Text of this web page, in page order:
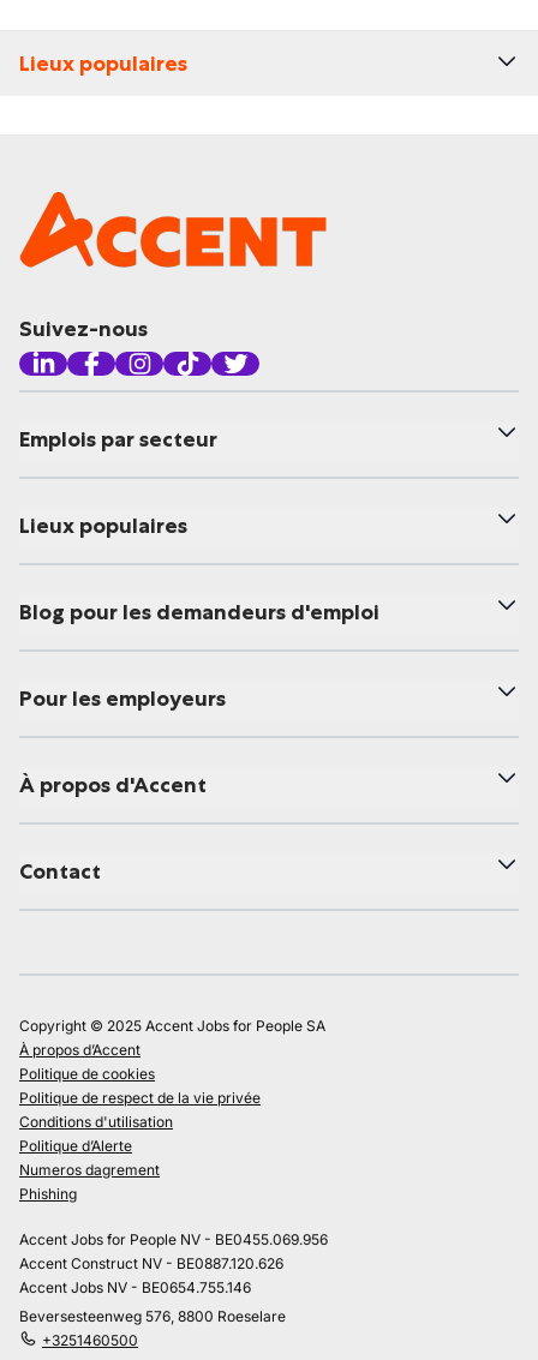
Lieux populaires
Suivez-nous
Emplois par secteur
Lieux populaires
Blog pour les demandeurs d'emploi
Pour les employeurs
À propos d'Accent
Contact
Copyright © 2025 Accent Jobs for People SA
À propos d’Accent
Politique de cookies
Politique de respect de la vie privée
Conditions d'utilisation
Politique d’Alerte
Numeros dagrement
Phishing
Accent Jobs for People NV - BE0455.069.956
Accent Construct NV - BE0887.120.626
Accent Jobs NV - BE0654.755.146
Beversesteenweg 576, 8800 Roeselare
+3251460500